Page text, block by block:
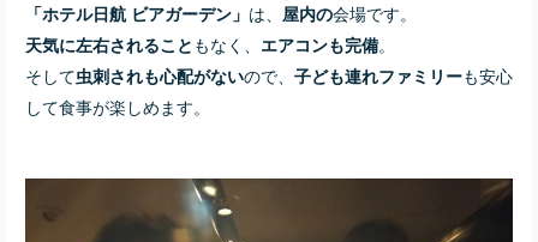
「ホテル日航 ビアガーデン」 は、 屋内の会場です。
天気に左右されること もなく、 エアコンも完備。
そして虫刺されも心配がないので、 子ども連れファミリーも安心
して食事が楽しめます。